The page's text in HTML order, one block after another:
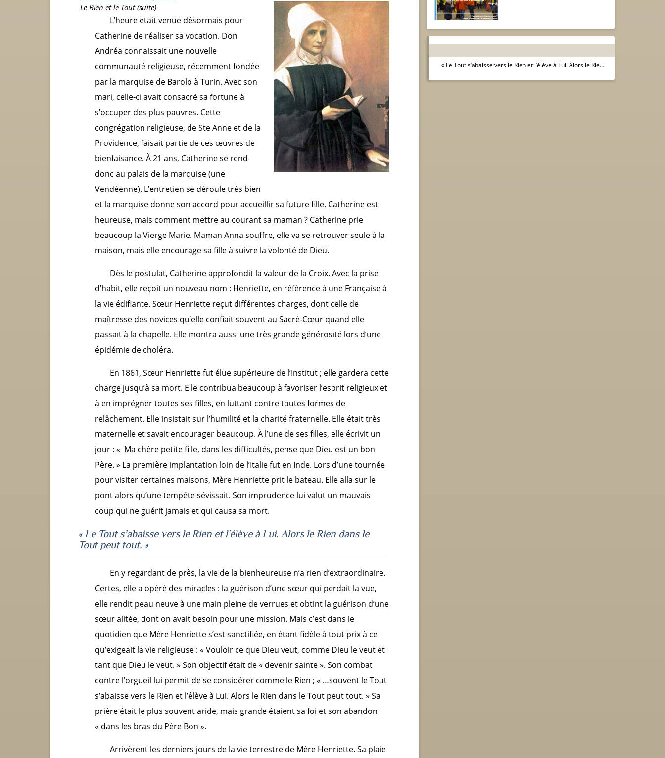
Le Rien et le Tout (suite)
L’heure était venue désormais pour
Catherine de réaliser sa vocation. Don
Andréa connaissait une nouvelle
communauté religieuse, récemment fondée
par la marquise de Barolo à Turin. Avec son
mari, celle-ci avait consacré sa fortune à
s’occuper des plus pauvres. Cette
congrégation religieuse, de SteAnne et de la
Providence, faisait partie de ces œuvres de
bienfaisance. À 21 ans, Catherine se rend
donc au palais de la marquise (une
Vendéenne). L’entretien se déroule très bien
et la marquise donne son accord pour accueillir sa future fille. Catherine est
heureuse, mais comment mettre au courant sa maman ? Catherine prie
beaucoup la Vierge Marie. Maman Anna souffre, elle va se retrouver seule à la
maison, mais elle encourage sa fille à suivre la volonté de Dieu.
Dès le postulat, Catherine approfondit la valeur de la Croix. Avec la prise
d’habit, elle reçoit un nouveau nom : Henriette, en référence à une Française à
la vie édifiante. Sœur Henriette reçut différentes charges, dont celle de
maîtresse des novices qu’elle confiait souvent au Sacré-Cœur quand elle
passait à la chapelle. Elle montra aussi une très grande générosité lors d’une
épidémie de choléra.
En 1861, Sœur Henriette fut élue supérieure de l’Institut ; elle gardera cette
charge jusqu’à sa mort. Elle contribua beaucoup à favoriser l’esprit religieux et
à en imprégner toutes ses filles, en luttant contre toutes formes de
relâchement. Elle insistait sur l’humilité et la charité fraternelle. Elle était très
maternelle et savait encourager beaucoup. À l’une de ses filles, elle écrivit un
jour : « Ma chère petite fille, dans les difficultés, pense que Dieu est un bon
Père. » La première implantation loin de l’Italie fut en Inde. Lors d’une tournée
pour visiter certaines maisons, Mère Henriette prit le bateau. Elle alla sur le
pont alors qu’une tempête sévissait. Son imprudence lui valut un mauvais
coup qui ne guérit jamais et qui causa sa mort.
« Le Tout s’abaisse vers le Rien et l’élève à Lui. Alors le Rien dans le
Tout peut tout. »
En y regardant de près, la vie de la bienheureuse n’a rien d’extraordinaire.
Certes, elle a opéré des miracles : la guérison d’une sœur qui perdait la vue,
elle rendit peau neuve à une main pleine de verrues et obtint la guérison d’une
sœur alitée, dont on avait besoin pour une mission. Mais c’est dans le
quotidien que Mère Henriette s’est sanctifiée, en étant fidèle à tout prix à ce
qu’exigeait la vie religieuse : « Vouloir ce que Dieu veut, comme Dieu le veut et
tant que Dieu le veut. » Son objectif était de « devenir sainte ». Son combat
contre l’orgueil lui permit de se considérer comme le Rien ; « …souvent le Tout
s’abaisse vers le Rien et l’élève à Lui. Alors le Rien dans le Tout peut tout. » Sa
prière était le plus souvent aride, mais grande étaient sa foi et son abandon
« dans les bras du Père Bon ».
Arrivèrent les derniers jours de la vie terrestre de Mère Henriette. Sa plaie
« Le Tout s’abaisse vers le Rien et l’élève à Lui. Alors le Rien dans le Tout peut tout. »